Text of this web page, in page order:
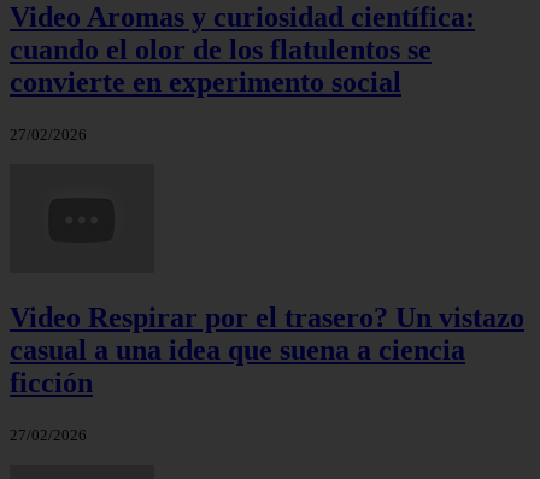
Video Aromas y curiosidad científica:
cuando el olor de los flatulentos se
convierte en experimento social
27/02/2026
Video Respirar por el trasero? Un vistazo
casual a una idea que suena a ciencia
ficción
27/02/2026